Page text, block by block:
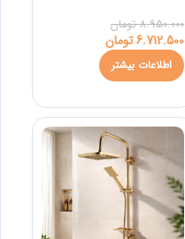
8.950.000 تومان
6.712.500تومان
اطلاعات بیشتر